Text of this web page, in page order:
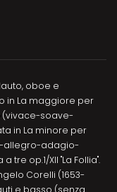
oboe e
in La maggiore per
(vivace-soave-
in La minore per
allegro-adagio-
tre op.1/XII "La Follia".
Corelli (1653-
e basso (senza